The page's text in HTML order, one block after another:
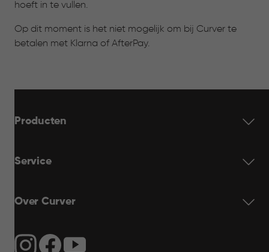
hoeft in te vullen.
Op dit moment is het niet mogelijk om bij Curver te
betalen met Klarna of AfterPay.
Producten
Service
Over Curver